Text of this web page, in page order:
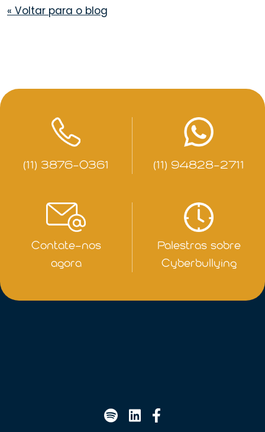
« Voltar para o blog
(11) 3876-0361 (11) 94828-2711
Contate-nos
agora
Palestras sobre
Cyberbullying